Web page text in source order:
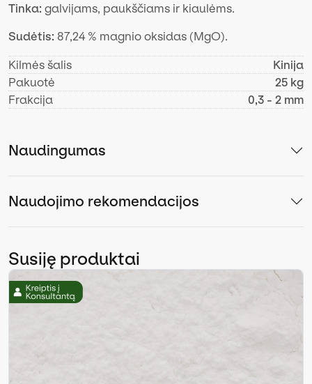
Tinka: galvijams, paukščiams ir kiaulėms.
Sudėtis: 87,24 % magnio oksidas (MgO).
Kilmės šalis
Kinija
Pakuotė
25 kg
Frakcija
0,3 - 2 mm
Naudingumas
Naudojimo rekomendacijos
Susiję produktai